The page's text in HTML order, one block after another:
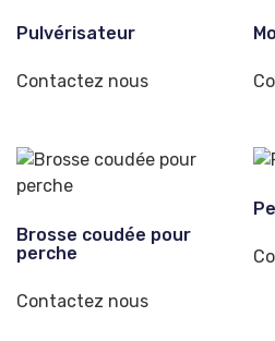
Pulvérisateur
Contactez nous
Brosse coudée pour
perche
Contactez nous